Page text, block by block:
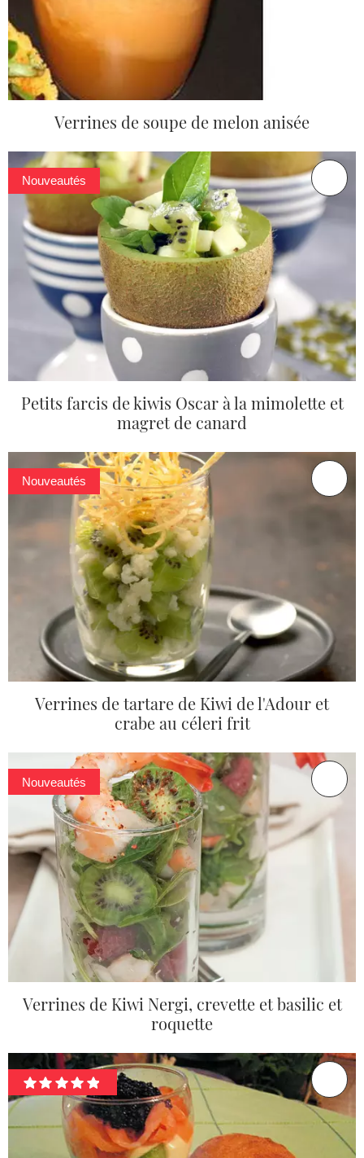
Verrines de soupe de melon anisée
Nouveautés
Petits farcis de kiwis Oscar à la mimolette et
magret de canard
Nouveautés
Verrines de tartare de Kiwi de l'Adour et
crabe au céleri frit
Nouveautés
Verrines de Kiwi Nergi, crevette et basilic et
roquette